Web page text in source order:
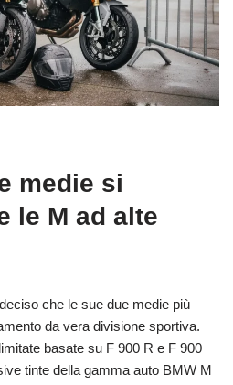
medie si
le M ad alte
che le sue due medie più
da vera divisione sportiva.
basate su F 900 R e F 900
tinte della gamma auto BMW M